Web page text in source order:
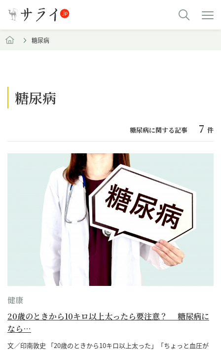
糖尿病
糖尿病
糖尿病に関する記事 7 件
健康
20歳のときから10キロ以上太ったら要注意？ 糖尿病に
なら…
文／印南敦史 「20歳のときから10キロ以上太った」「ちょっと血圧が